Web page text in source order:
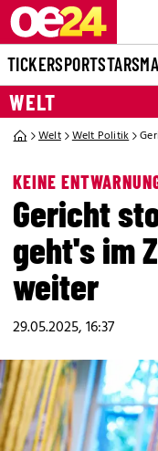
TICKERSPORTSTARS
WELT
Welt Welt Politik
KEINE
Gericht
geht's im
weiter
29.05.2025, 16:37